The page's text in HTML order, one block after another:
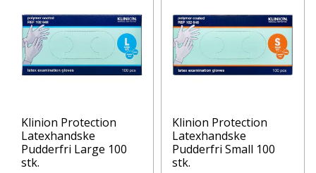
Klinion Protection
Latexhandske
Pudderfri Large 100
stk.
Klinion Protection
Latexhandske
Pudderfri Small 100
stk.